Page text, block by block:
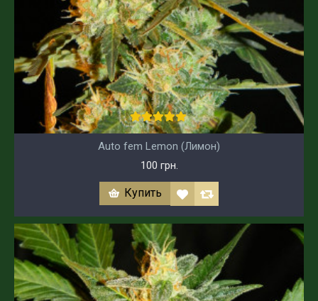
Auto fem Lemon (Лимон)
100 грн.
Купить